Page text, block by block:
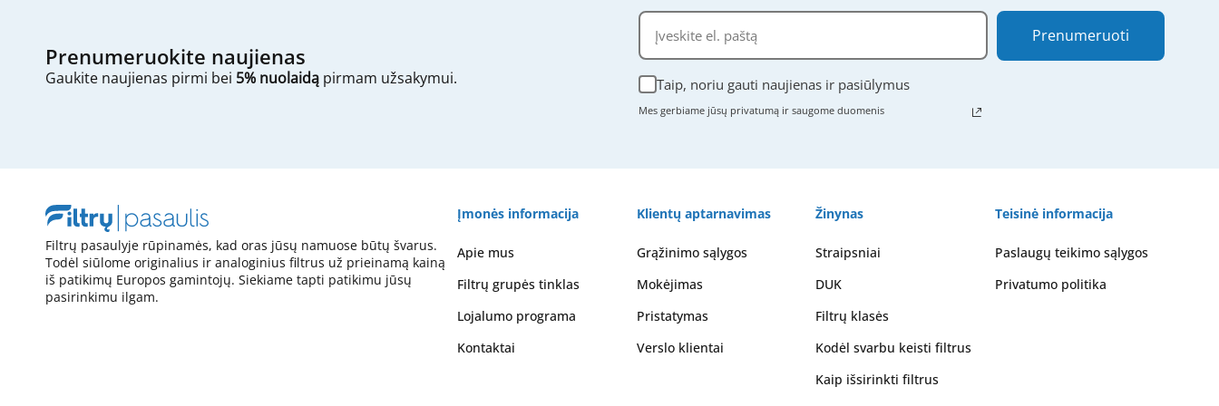
Prenumeruokite naujienas
Gaukite naujienas pirmi bei 5% nuolaidą pirmam užsakymui. Taip, noriu gauti naujienas ir pasiūlymus
Mes gerbiame jūsų privatumą ir saugome duomenis
Prenumeruoti
Filtrų pasaulyje rūpinamės, kad oras jūsų namuose būtų švarus.
Todėl siūlome originalius ir analoginius filtrus už prieinamą kainą
iš patikimų Europos gamintojų. Siekiame tapti patikimu jūsų
pasirinkimu ilgam.
Įmonės informacija
Apie mus
Filtrų grupės tinklas
Lojalumo programa
Kontaktai
Klientų aptarnavimas
Grąžinimo sąlygos
Mokėjimas
Pristatymas
Verslo klientai
Žinynas
Straipsniai
DUK
Filtrų klasės
Kodėl svarbu keisti filtrus
Kaip išsirinkti filtrus
Teisinė informacija
Paslaugų teikimo sąlygos
Privatumo politika